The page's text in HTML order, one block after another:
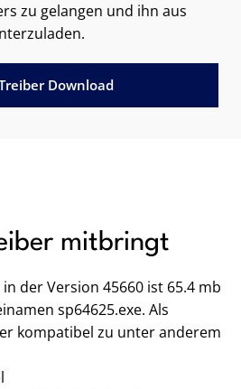
zu gelangen und ihn aus
Download
mitbringt
der Version 45660 ist 65.4 mb
sp64625.exe. Als
kompatibel zu unter anderem